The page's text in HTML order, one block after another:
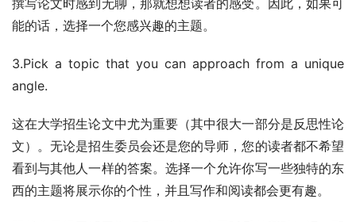
撰写论文时感到无聊，那就想想读者的感受。因此，如果可
能的话，选择一个您感兴趣的主题。
3.Pick a topic that you can approach from a unique
angle.
这在大学招生论文中尤为重要（其中很大一部分是反思性论
文）。无论是招生委员会还是您的导师，您的读者都不希望
看到与其他人一样的答案。选择一个允许你写一些独特的东
西的主题将展示你的个性，并且写作和阅读都会更有趣。